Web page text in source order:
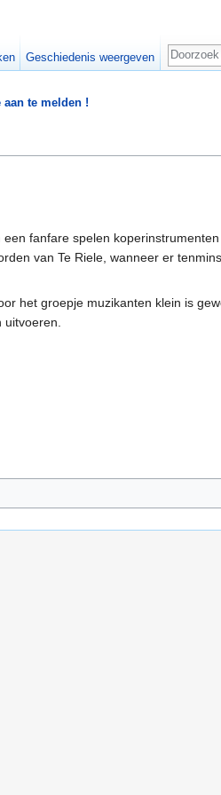
te melden !
fanfare spelen
van Te Riele, wanneer er
het groepje muzikanten klein is
Geschiedenis weergeven